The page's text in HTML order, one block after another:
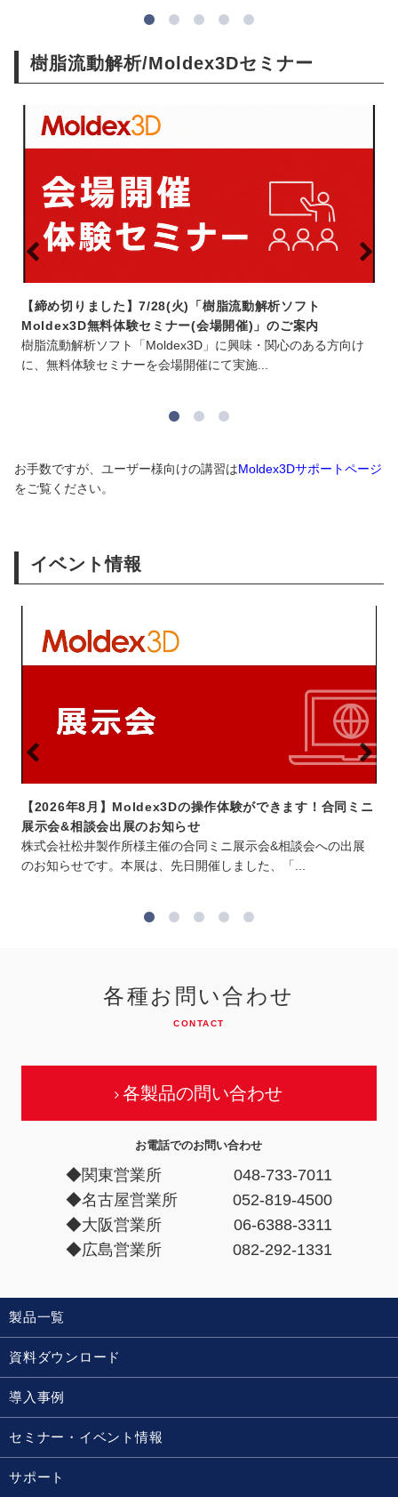
樹脂流動解析/Moldex3Dセミナー
【締め切りました】7/28(火)「樹脂流動解析ソフト
Moldex3D無料体験セミナー(会場開催)」のご案内
樹脂流動解析ソフト「Moldex3D」に興味・関心のある方向け
に、無料体験セミナーを会場開催にて実施...
お手数ですが、ユーザー様向けの講習はMoldex3Dサポートページ
をご覧ください。
イベント情報
【2026年8月】Moldex3Dの操作体験ができます！合同ミニ
展示会&相談会出展のお知らせ
株式会社松井製作所様主催の合同ミニ展示会&相談会への出展
のお知らせです。本展は、先日開催しました、「...
各種お問い合わせ
CONTACT
各製品の問い合わせ
お電話でのお問い合わせ
◆関東営業所
048-733-7011
◆名古屋営業所
052-819-4500
◆大阪営業所
06-6388-3311
◆広島営業所
082-292-1331
製品一覧
資料ダウンロード
導入事例
セミナー・イベント情報
サポート